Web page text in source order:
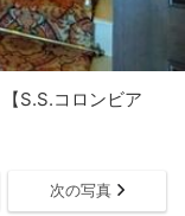
S.S.コロンビア
次の写真